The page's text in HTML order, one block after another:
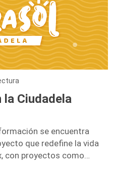
la Ciudadela
se encuentra
que redefine la vida
con proyectos como